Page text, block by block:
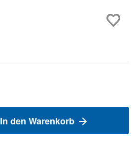
In den Warenkorb